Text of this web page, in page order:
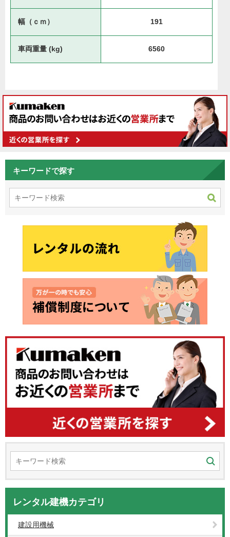
幅（ｃｍ） 191
車両重量 (kg) 6560
キーワードで探す
レンタル建機カテゴリ
建設用機械